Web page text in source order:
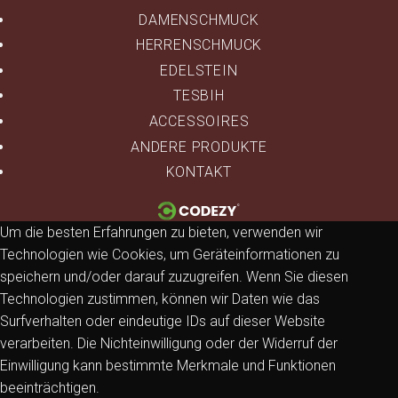
DAMENSCHMUCK
HERRENSCHMUCK
EDELSTEIN
TESBIH
ACCESSOIRES
ANDERE PRODUKTE
KONTAKT
Um die besten Erfahrungen zu bieten, verwenden wir
Technologien wie Cookies, um Geräteinformationen zu
speichern und/oder darauf zuzugreifen. Wenn Sie diesen
Technologien zustimmen, können wir Daten wie das
Surfverhalten oder eindeutige IDs auf dieser Website
verarbeiten. Die Nichteinwilligung oder der Widerruf der
Einwilligung kann bestimmte Merkmale und Funktionen
beeinträchtigen.